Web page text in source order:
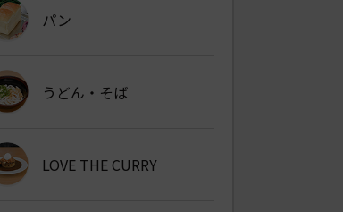
パン
うどん・そば
LOVE THE CURRY